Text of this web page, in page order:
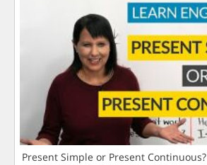
Present Simple or Present Continuous?